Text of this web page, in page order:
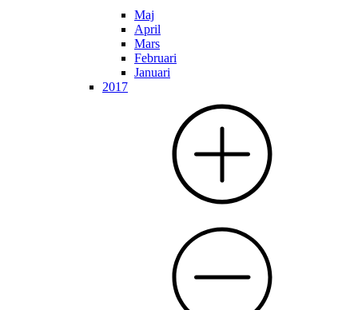
Maj
April
Mars
Februari
Januari
2017